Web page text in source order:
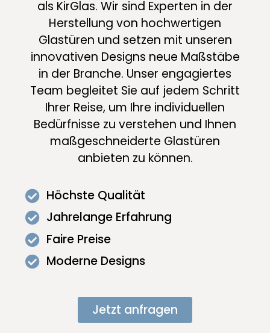
als KirGlas. Wir sind Experten in der
Herstellung von hochwertigen
Glastüren und setzen mit unseren
innovativen Designs neue Maßstäbe
in der Branche. Unser engagiertes
Team begleitet Sie auf jedem Schritt
Ihrer Reise, um Ihre individuellen
Bedürfnisse zu verstehen und Ihnen
maßgeschneiderte Glastüren
anbieten zu können.
Höchste Qualität
Jahrelange Erfahrung
Faire Preise
Moderne Designs
Jetzt anfragen